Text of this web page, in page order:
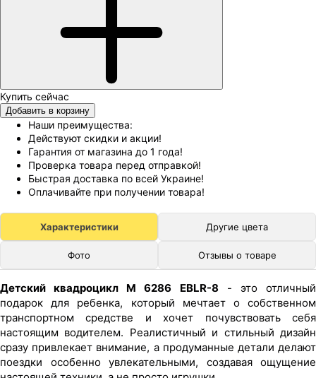
Добавить в корзину
Наши преимущества:
Действуют скидки и акции!
Гарантия от магазина до 1 года!
Проверка товара перед отправкой!
Быстрая доставка по всей Украине!
Оплачивайте при получении товара!
Характеристики Другие цвета
Фото Отзывы о товаре
Детский квадроцикл M 6286 EBLR-8 - это отличный
подарок для ребенка, который мечтает о собственном
транспортном средстве и хочет почувствовать себя
настоящим водителем. Реалистичный и стильный дизайн
сразу привлекает внимание, а продуманные детали делают
поездки особенно увлекательными, создавая ощущение